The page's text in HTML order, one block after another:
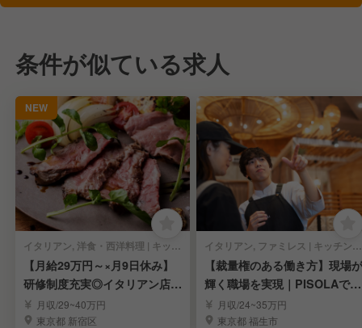
条件が似ている求人
NEW
イタリアン, 洋食・西洋料理 | キッチンスタッフ
【月給29万円～×月9日休み】
研修制度充実◎イタリアン店舗
スタッフ募集
月収/29~40万円
東京都 新宿区
イタリアン, ファミレス | キッチンスタッフ
【裁量権のある働き方】現場が
輝く職場を実現｜PISOLAで料
理長候補募集
月収/24~35万円
東京都 福生市